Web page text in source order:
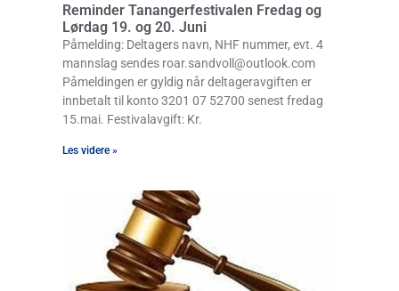
Reminder Tanangerfestivalen Fredag og
Lørdag 19. og 20. Juni
Påmelding: Deltagers navn, NHF nummer, evt. 4
mannslag sendes roar.sandvoll@outlook.com
Påmeldingen er gyldig når deltageravgiften er
innbetalt til konto 3201 07 52700 senest fredag
15.mai. Festivalavgift: Kr.
Les videre »